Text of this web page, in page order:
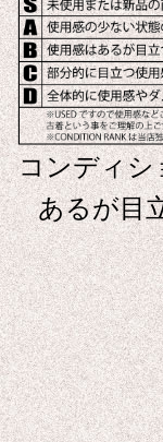
コンディシ
あるが目